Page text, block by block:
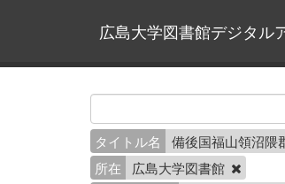
広島大学図書館デジタル
タイトル名
備後国福山領沼隈
所在
広島大学図書館